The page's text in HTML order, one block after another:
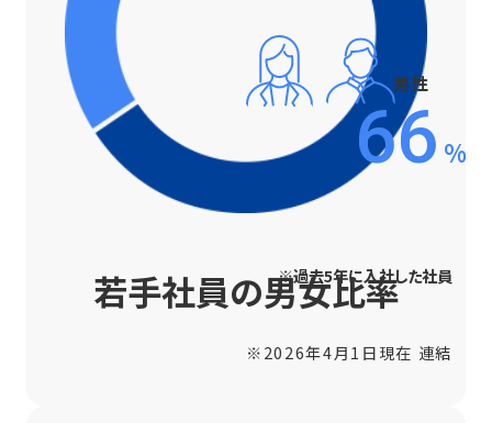
男性
66 %
若手社員の男女比率
※過去5年に入社した社員
※2026年4月1日現在 連結